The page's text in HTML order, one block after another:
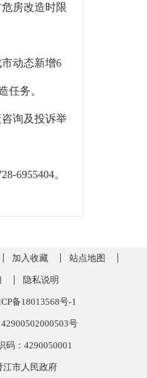
危房改造时限
动态新增6
任务。
咨询及投诉举
6955404。
加入收藏 站点地图
隐私说明
备18013568号-1
号
码：4290050001
江市人民政府